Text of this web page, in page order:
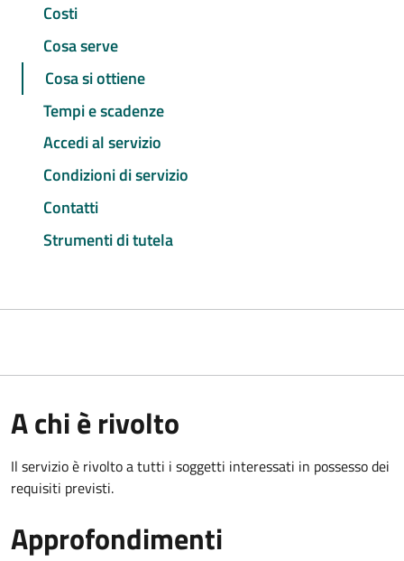
Costi
Cosa serve
Cosa si ottiene
Tempi e scadenze
Accedi al servizio
Condizioni di servizio
Contatti
Strumenti di tutela
A chi è rivolto
Il servizio è rivolto a tutti i soggetti interessati in possesso dei
requisiti previsti.
Approfondimenti